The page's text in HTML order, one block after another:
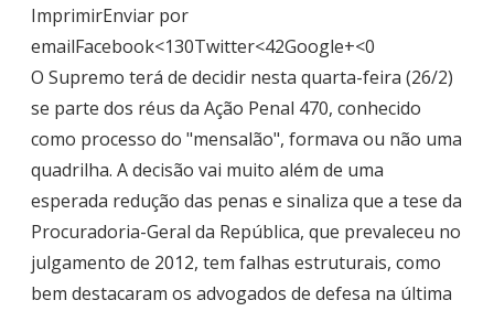
ImprimirEnviar por
emailFacebook<130Twitter<42Google+<0
O Supremo terá de decidir nesta quarta-feira (26/2)
se parte dos réus da Ação Penal 470, conhecido
como processo do "mensalão", formava ou não uma
quadrilha. A decisão vai muito além de uma
esperada redução das penas e sinaliza que a tese da
Procuradoria-Geral da República, que prevaleceu no
julgamento de 2012, tem falhas estruturais, como
bem destacaram os advogados de defesa na última